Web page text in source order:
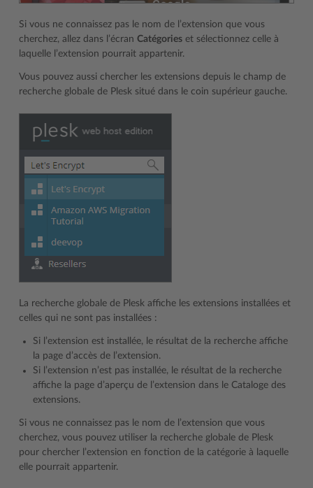
Si vous ne connaissez pas le nom de l’extension que vous
cherchez, allez dans l’écran Catégories et sélectionnez celle à
laquelle l’extension pourrait appartenir.
Vous pouvez aussi chercher les extensions depuis le champ de
recherche globale de Plesk situé dans le coin supérieur gauche.
La recherche globale de Plesk affiche les extensions installées et
celles qui ne sont pas installées :
Si l’extension est installée, le résultat de la recherche affiche
la page d’accès de l’extension.
Si l’extension n’est pas installée, le résultat de la recherche
affiche la page d’aperçu de l’extension dans le Cataloge des
extensions.
Si vous ne connaissez pas le nom de l’extension que vous
cherchez, vous pouvez utiliser la recherche globale de Plesk
pour chercher l’extension en fonction de la catégorie à laquelle
elle pourrait appartenir.